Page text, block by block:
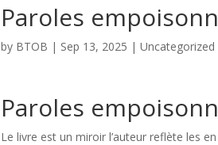
Paroles
by BTOB | Sep 13, 2025 |Uncategorized
Paroles
Le livre est un miroir l’auteur reflète les